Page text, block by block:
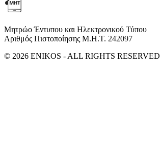
Μητρώο Έντυπου και Ηλεκτρονικού Τύπου
Αριθμός Πιστοποίησης Μ.Η.Τ. 242097
© 2026 ENIKOS - ALL RIGHTS RESERVED